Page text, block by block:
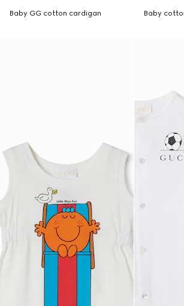
Baby GG cotton cardigan Baby